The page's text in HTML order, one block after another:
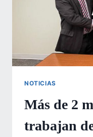
NOTICIAS
Más de 2
trabajan